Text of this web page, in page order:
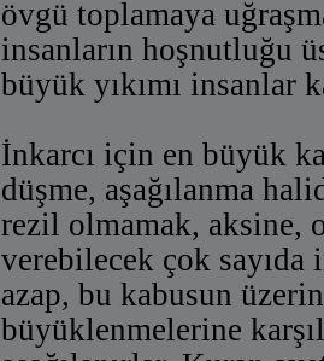
övgü toplamaya
insanların hoşnutluğu
büyük yıkımı insanlar
İnkarcı için en büyük
düşme, aşağılanma
rezil olmamak, aksine,
verebilecek çok sayıda
azap, bu kabusun
büyüklenmelerine